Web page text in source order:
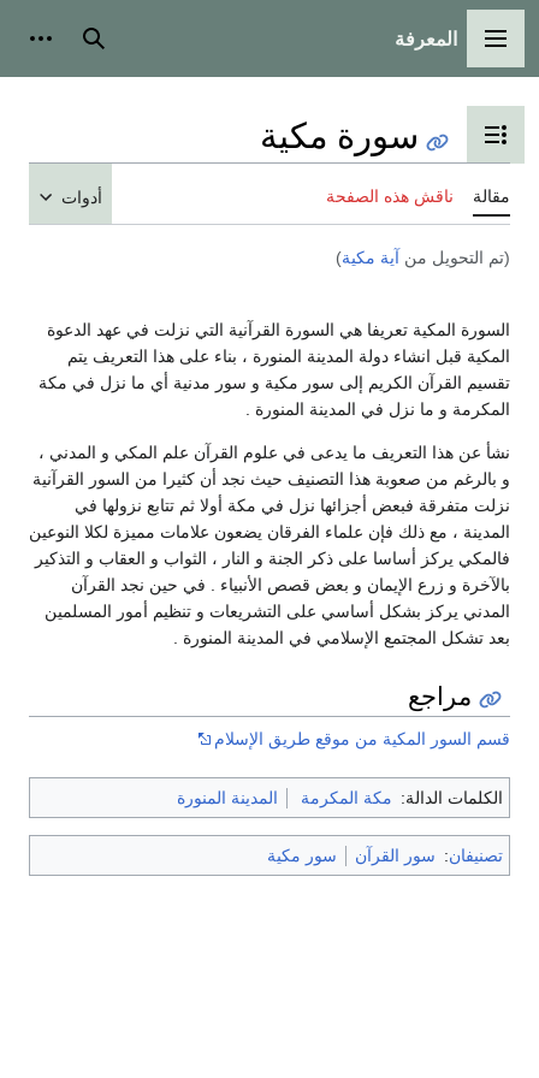
القائمة الرئيسية
المعرفة بحث
تبديل عرض جدول المحتويات
سورة مكية
مقالة ناقش هذه الصفحة أدوات
(تم التحويل من آية مكية)
السورة المكية تعريفا هي السورة القرآنية التي نزلت في عهد الدعوة
المكية قبل انشاء دولة المدينة المنورة ، بناء على هذا التعريف يتم
تقسيم القرآن الكريم إلى سور مكية و سور مدنية أي ما نزل في مكة
المكرمة و ما نزل في المدينة المنورة .
نشأ عن هذا التعريف ما يدعى في علوم القرآن علم المكي و المدني ،
و بالرغم من صعوبة هذا التصنيف حيث نجد أن كثيرا من السور القرآنية
نزلت متفرقة فبعض أجزائها نزل في مكة أولا ثم تتابع نزولها في
المدينة ، مع ذلك فإن علماء الفرقان يضعون علامات مميزة لكلا النوعين
فالمكي يركز أساسا على ذكر الجنة و النار ، الثواب و العقاب و التذكير
بالآخرة و زرع الإيمان و بعض قصص الأنبياء . في حين نجد القرآن
المدني يركز بشكل أساسي على التشريعات و تنظيم أمور المسلمين
بعد تشكل المجتمع الإسلامي في المدينة المنورة .
مراجع
قسم السور المكية من موقع طريق الإسلام
الكلمات الدالة: مكة المكرمة المدينة المنورة
تصنيفان: سور القرآن سور مكية